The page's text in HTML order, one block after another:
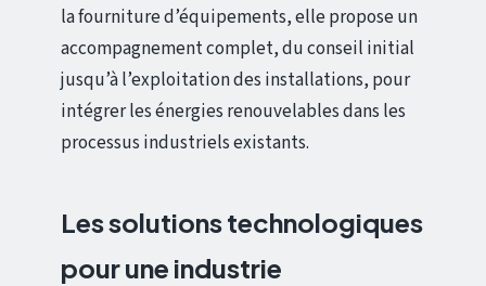
la fourniture d’équipements, elle propose un
accompagnement complet, du conseil initial
jusqu’à l’exploitation des installations, pour
intégrer les énergies renouvelables dans les
processus industriels existants.
Les solutions technologiques
pour une industrie